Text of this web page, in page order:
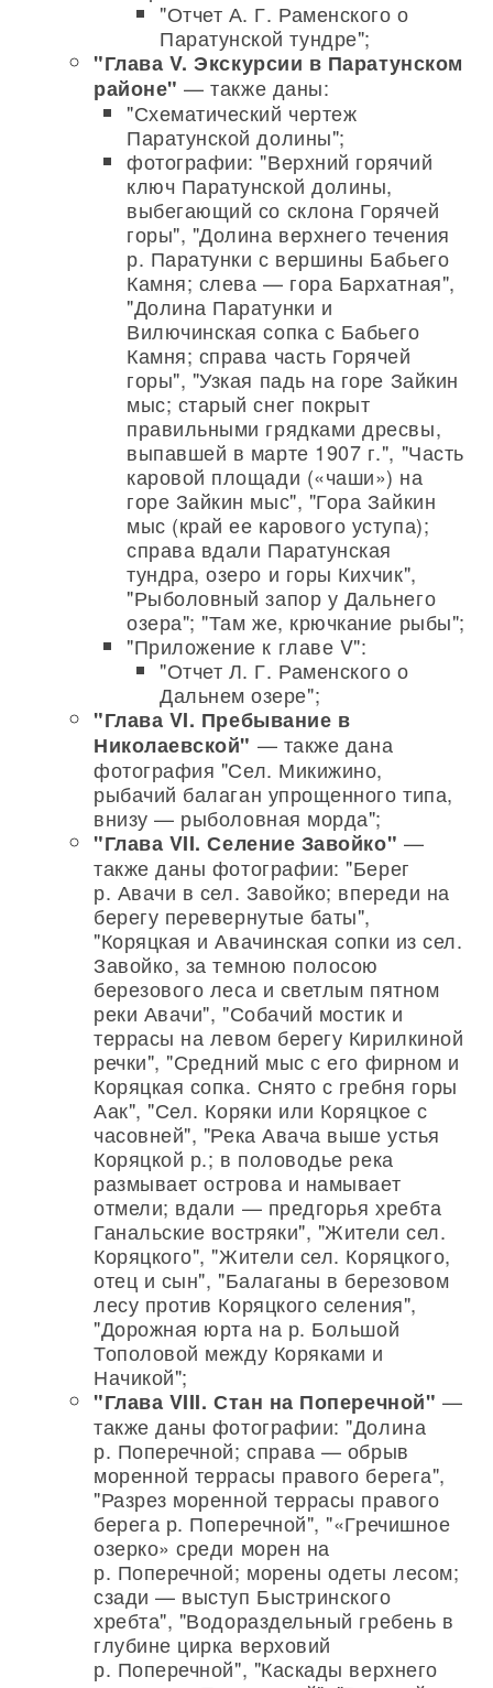
"Отчет А. Г. Раменского о
Паратунской тундре";
"Глава V. Экскурсии в Паратунском
районе" — также даны:
"Схематический чертеж
Паратунской долины";
фотографии: "Верхний горячий
ключ Паратунской долины,
выбегающий со склона Горячей
горы", "Долина верхнего течения
р. Паратунки с вершины Бабьего
Камня; слева — гора Бархатная",
"Долина Паратунки и
Вилючинская сопка с Бабьего
Камня; справа часть Горячей
горы", "Узкая падь на горе Зайкин
мыс; старый снег покрыт
правильными грядками дресвы,
выпавшей в марте 1907 г.", "Часть
каровой площади («чаши») на
горе Зайкин мыс", "Гора Зайкин
мыс (край ее карового уступа);
справа вдали Паратунская
тундра, озеро и горы Кихчик",
"Рыболовный запор у Дальнего
озера"; "Там же, крючкание рыбы";
"Приложение к главе V":
"Отчет Л. Г. Раменского о
Дальнем озере";
"Глава VI. Пребывание в
Николаевской" — также дана
фотография "Сел. Микижино,
рыбачий балаган упрощенного типа,
внизу — рыболовная морда";
"Глава VII. Селение Завойко" —
также даны фотографии: "Берег
р. Авачи в сел. Завойко; впереди на
берегу перевернутые баты",
"Коряцкая и Авачинская сопки из сел.
Завойко, за темною полосою
березового леса и светлым пятном
реки Авачи", "Собачий мостик и
террасы на левом берегу Кирилкиной
речки", "Средний мыс с его фирном и
Коряцкая сопка. Снято с гребня горы
Аак", "Сел. Коряки или Коряцкое с
часовней", "Река Авача выше устья
Коряцкой р.; в половодье река
размывает острова и намывает
отмели; вдали — предгорья хребта
Ганальские востряки", "Жители сел.
Коряцкого", "Жители сел. Коряцкого,
отец и сын", "Балаганы в березовом
лесу против Коряцкого селения",
"Дорожная юрта на р. Большой
Тополовой между Коряками и
Начикой";
"Глава VIII. Стан на Поперечной" —
также даны фотографии: "Долина
р. Поперечной; справа — обрыв
моренной террасы правого берега",
"Разрез моренной террасы правого
берега р. Поперечной", "«Гречишное
озерко» среди морен на
р. Поперечной; морены одеты лесом;
сзади — выступ Быстринского
хребта", "Водораздельный гребень в
глубине цирка верховий
р. Поперечной", "Каскады верхнего